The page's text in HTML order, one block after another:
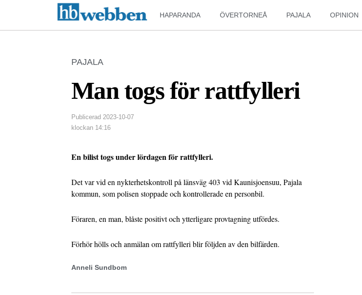
HAPARANDA ÖVERTORNEÅ PAJALA OPINION
PAJALA
Man togs för rattfylleri
Publicerad 2023-10-07
klockan 14:16
En bilist togs under lördagen för rattfylleri.
Det var vid en nykterhetskontroll på länsväg 403 vid Kaunisjoensuu, Pajala
kommun, som polisen stoppade och kontrollerade en personbil.
Föraren, en man, blåste positivt och ytterligare provtagning utfördes.
Förhör hölls och anmälan om rattfylleri blir följden av den bilfärden.
Anneli Sundbom